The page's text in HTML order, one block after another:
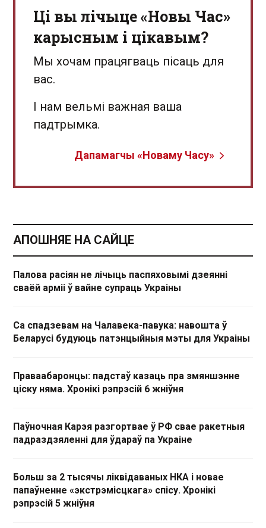
Ці вы лічыце «Новы Час»
карысным і цікавым?
Мы хочам працягваць пісаць для
вас.
І нам вельмі важная ваша
падтрымка.
Дапамагчы «Новаму Часу»
АПОШНЯЕ НА САЙЦЕ
Палова расіян не лічыць паспяховымі дзеянні
сваёй арміі ў вайне супраць Украіны
Са спадзевам на Чалавека-павука: навошта ў
Беларусі будуюць патэнцыйныя мэты для Украіны
Праваабаронцы: падстаў казаць пра змяншэнне
ціску няма. Хронікі рэпрэсій 6 жніўня
Паўночная Карэя разгортвае ў РФ свае ракетныя
падраздзяленні для ўдараў па Украіне
Больш за 2 тысячы ліквідаваных НКА і новае
папаўненне «экстрэмісцкага» спісу. Хронікі
рэпрэсій 5 жніўня